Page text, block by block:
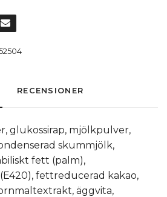
RECENSIONER
glukossirap, mjölkpulver,
skummjölk,
fett (palm),
fettreducerad kakao,
äggvita,